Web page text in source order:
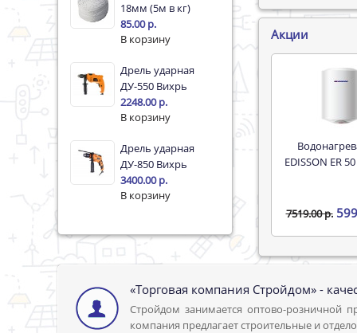
18мм (5м в кг)
85.00 р.
Дрель ударная
ДУ-550 Вихрь
2248.00 р.
Дрель ударная
ДУ-850 Вихрь
3400.00 р.
Акции
Водонагреватель
EDISSON ER
7519.00 р.
«Торговая компания Стройдом» -
Стройдом занимается оптово-розничной
компания предлагает строительные и